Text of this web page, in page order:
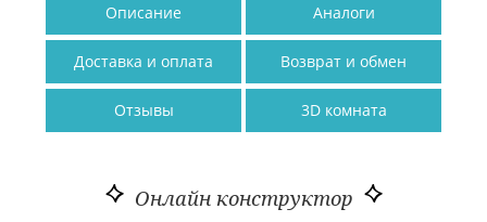
Описание Аналоги
Доставка и оплата Возврат и обмен
Отзывы 3D комната
Онлайн конструктор